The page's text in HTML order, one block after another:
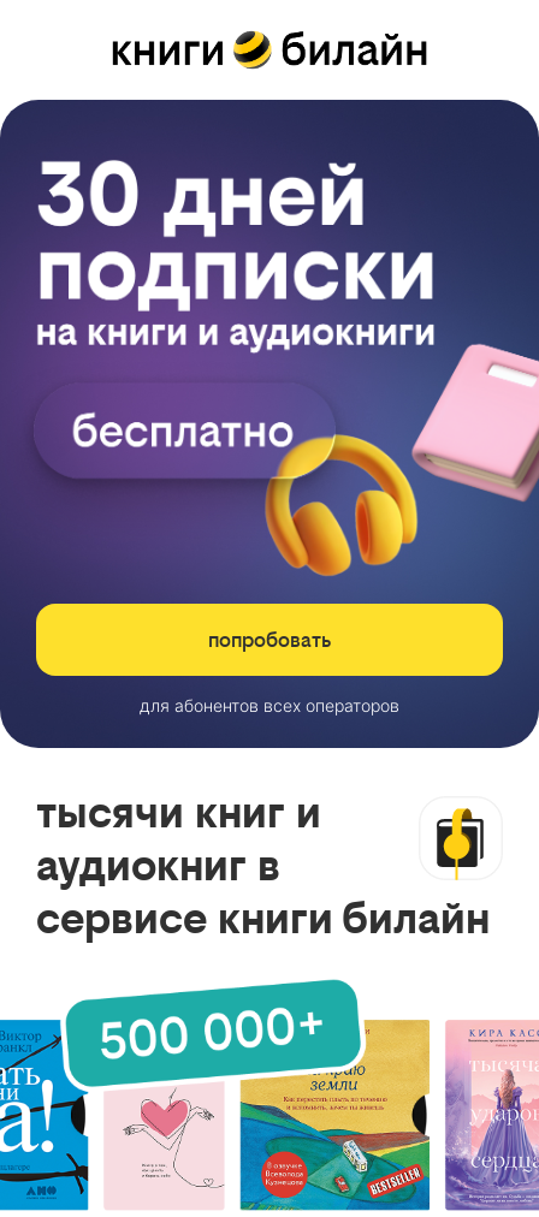
попробовать
для абонентов всех операторов
тысячи книг и
аудиокниг в
сервисе книги билайн